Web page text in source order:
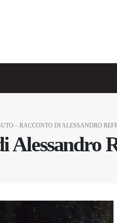
– RACCONTO DI ALESSANDRO
Alessandro